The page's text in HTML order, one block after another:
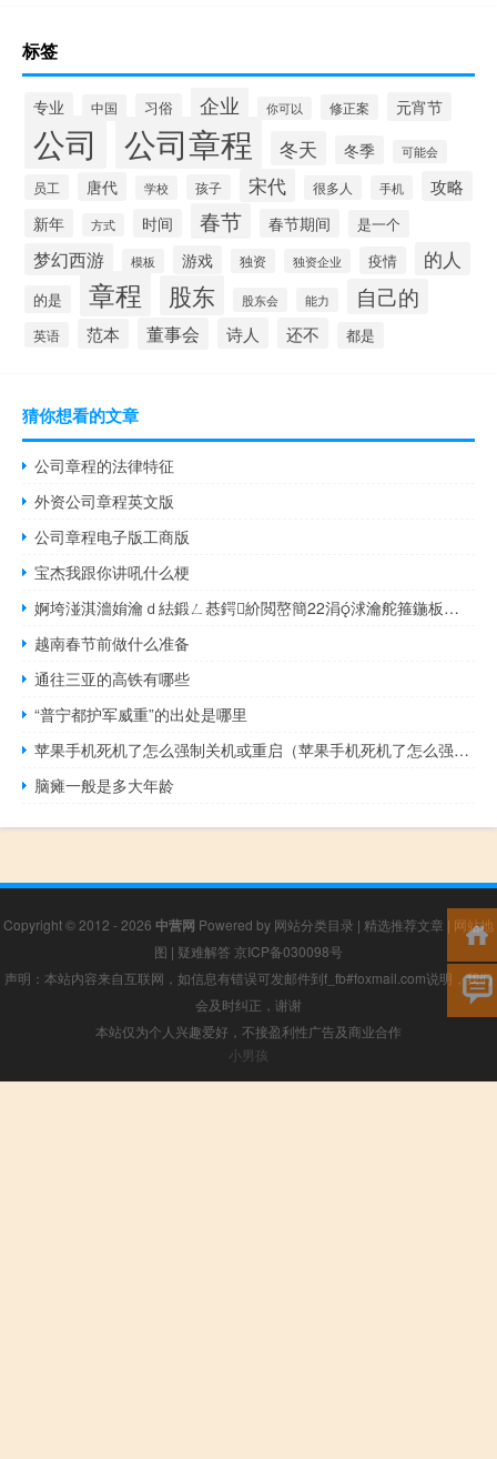
标签
专业 中国 习俗 企业 你可以 修正案 元宵节
公司 公司章程 冬天 冬季 可能会
员工 唐代 学校 孩子 宋代 很多人 手机 攻略
新年 方式 时间 春节 春节期间 是一个
梦幻西游 模板 游戏 独资 独资企业 疫情 的人
的是 章程 股东 股东会 能力 自己的
英语 范本 董事会 诗人 还不 都是
猜你想看的文章
公司章程的法律特征
外资公司章程英文版
公司章程电子版工商版
宝杰我跟你讲吼什么梗
婀垮湴淇濇姢瀹ｄ紶鍛ㄥ惎鍔紒閲嶅簡22涓浗瀹舵箍鍦板叕鍥個浣犱竴鍚屽畧鎶わ紒 到底什么情况嘞
越南春节前做什么准备
通往三亚的高铁有哪些
“普宁都护军威重”的出处是哪里
苹果手机死机了怎么强制关机或重启（苹果手机死机了怎么强制关机）
脑瘫一般是多大年龄
Copyright © 2012 - 2026 中营网 Powered by 网站分类目录 | 精选推荐文章 | 网站地
图 | 疑难解答 京ICP备030098号
声明：本站内容来自互联网，如信息有错误可发邮件到f_fb#foxmail.com说明，我们
会及时纠正，谢谢
本站仅为个人兴趣爱好，不接盈利性广告及商业合作
小男孩